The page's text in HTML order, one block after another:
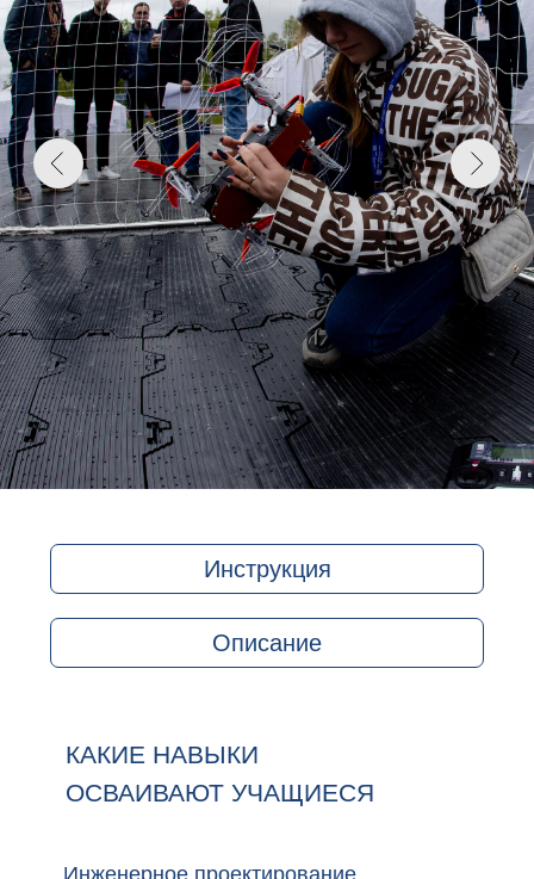
Набор для сборки квадрокоптера
Доступ к учебно-методическим
материалам
Пульт управления, FPV-шлем
ЗИП-комплект
Бесплатное приложение для
программирования и управления
1
2
3
4
5
Соответствует Приказу N 838 от 28.11.2024
Министерства Просвещения РФ: Кабинет Труда
(Технологии) 2.20.191. / Кабинет ОБЗР 2.21.46 -
Комплект дрон конструктор. Соответствует